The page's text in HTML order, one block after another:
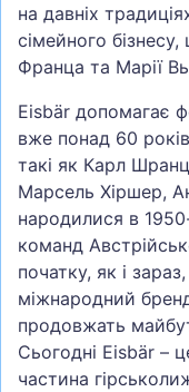
на давніх
сімейного
Франца та Марії
Eisbär допомагає
вже понад 60
такі як Карл
Марсель Хіршер,
народилися в
команд
початку, як і
міжнародний
продовжать
Сьогодні Eisbär –
частина